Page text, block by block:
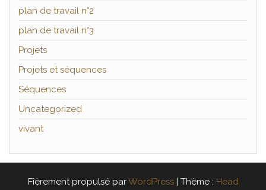
plan de travail n°2
plan de travail n°3
Projets
Projets et séquences
Séquences
Uncategorized
vivant
Fièrement propulsé parWordPress | Thème : Head